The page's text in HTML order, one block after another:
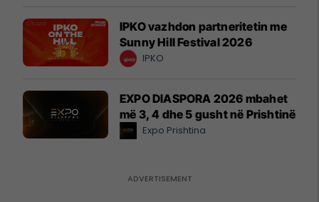
IPKO vazhdon partneritetin me
Sunny Hill Festival 2026
IPKO
EXPO DIASPORA 2026 mbahet
më 3, 4 dhe 5 gusht në Prishtinë
Expo Prishtina